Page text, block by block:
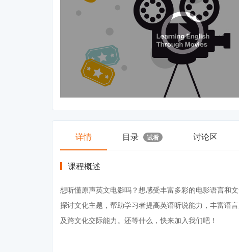
详情 目录 试看 讨论区
课程概述
想听懂原声英文电影吗？想感受丰富多彩的电影语言和
探讨文化主题，帮助学习者提高英语听说能力，丰富语
及跨文化交际能力。还等什么，快来加入我们吧！